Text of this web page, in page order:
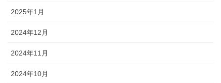
2025年1月
2024年12月
2024年11月
2024年10月